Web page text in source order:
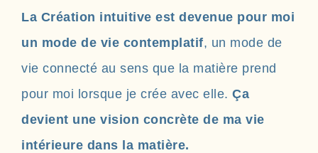
La Création intuitive est devenue pour moi
un mode de vie contemplatif, un mode de
vie connecté au sens que la matière prend
pour moi lorsque je crée avec elle. Ça
devient une vision concrète de ma vie
intérieure dans la matière.